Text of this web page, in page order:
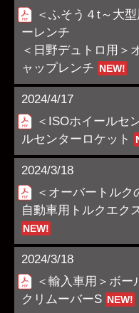
＜ふそう４t～大
ーレンチ
＜日野デュトロ用＞
ャップレンチ NEW!
2024/4/17
＜ISOホイールセ
ルセンターロケット
2024/3/18
＜オーバートルク
自動車用トルクエク
NEW!
2024/3/18
＜輸入車用＞ボー
クリムーバーS NEW!